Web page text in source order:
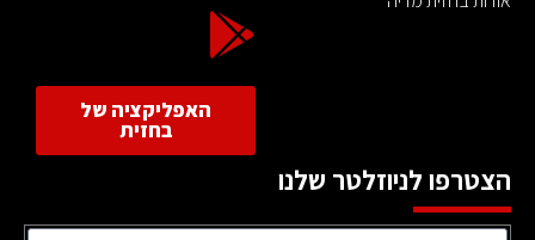
האפליקציה של
בחזית
הצטרפו לניוזלטר שלנו